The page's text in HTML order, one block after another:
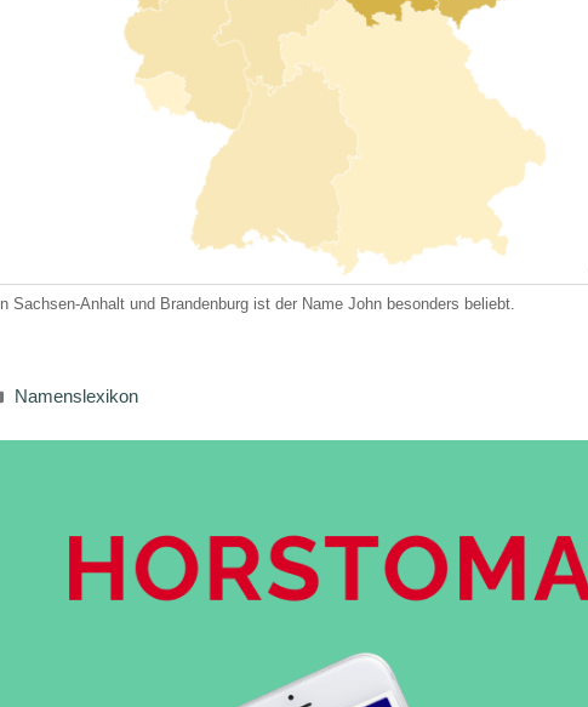
In Sachsen-Anhalt und Brandenburg ist der Name John besonders beliebt.
Kategorien
Namenslexikon